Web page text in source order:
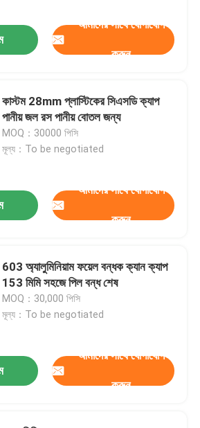
আমাদের সাথে যোগাযোগ
করুন
কাস্টম 28mm প্লাস্টিকের সিএসডি ক্যাপ
পানীয় জল রস পানীয় বোতল জন্য
MOQ：30000 পিসি
মূল্য：To be negotiated
আমাদের সাথে যোগাযোগ
করুন
603 অ্যালুমিনিয়াম ফয়েল বন্ধক ক্যান ক্যাপ
153 মিমি সহজে পিল বন্ধ শেষ
MOQ：30,000 পিসি
মূল্য：To be negotiated
আমাদের সাথে যোগাযোগ
করুন